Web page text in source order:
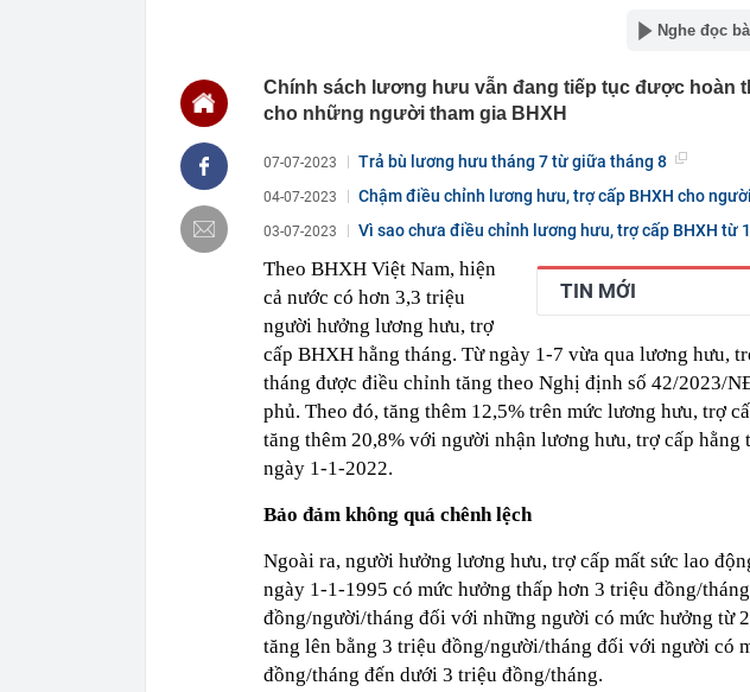
Suzuki Burgman 400 ABS trình làng bản
E10, gây sức ép lên Honda SH350i và
Cuộc đua mới trên thị trường thẻ tín dụng:
cạnh tranh ưu đãi sang "may đo" trải nghiệm
19:09
Công an xác minh giao dịch chuyển khoản
ngân hàng làm việc
19:05
Diva Mỹ Linh và giảng viên thanh nhạc đắt
năm mới có 1 lời xin lỗi
19:01
Khoan sâu 850 mét, phát hiện 1,78 triệu tấn
nước, đủ dùng hàng trăm năm
18:57
Tài khoản ngân hàng phát sinh 12 giao dịch
tổng 5 tỷ đồng: Người đàn ông được công an
18:36
“Bàn tiệc chỉ còn vài chai bia”, Bia Hà Nội vẫn
năm, có hơn 5.300 tỷ đồng gửi ngân hàng
18:35
Không phải Mỹ - đây mới là quốc gia chuẩn bị
eo biển Hormuz
18:35
Trưởng Công an cửa khẩu Nội Bài lý giải
Nghe đọc
Chính sách lương hưu vẫn đang tiếp tục được hoàn
cho những người tham gia BHXH
07-07-2023 Trả bù lương hưu tháng 7 từ giữa tháng 8
04-07-2023 Chậm điều chỉnh lương hưu, trợ cấp BHXH cho
03-07-2023 Vì sao chưa điều chỉnh lương hưu, trợ cấp BHXH từ
TIN MỚI
Theo BHXH Việt Nam, hiện
cả nước có hơn 3,3 triệu
người hưởng lương hưu, trợ
cấp BHXH hằng tháng. Từ ngày 1-7 vừa qua lương hưu,
tháng được điều chỉnh tăng theo Nghị định số 42/2023/
phủ. Theo đó, tăng thêm 12,5% trên mức lương hưu, trợ
tăng thêm 20,8% với người nhận lương hưu, trợ cấp hằng
ngày 1-1-2022.
Bảo đảm không quá chênh lệch
Ngoài ra, người hưởng lương hưu, trợ cấp mất sức lao
ngày 1-1-1995 có mức hưởng thấp hơn 3 triệu đồng/
đồng/người/tháng đối với những người có mức hưởng từ
tăng lên bằng 3 triệu đồng/người/tháng đối với người có
đồng/tháng đến dưới 3 triệu đồng/tháng.